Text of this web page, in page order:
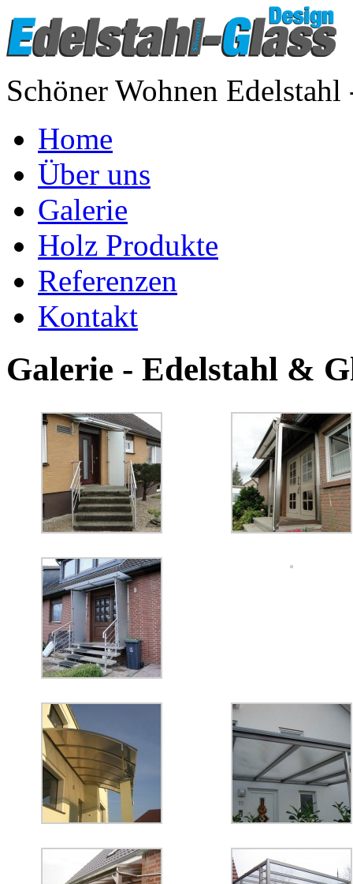
Schöner Wohnen Edelstahl
Home
Über uns
Galerie
Holz Produkte
Referenzen
Kontakt
Galerie - Edelstahl &